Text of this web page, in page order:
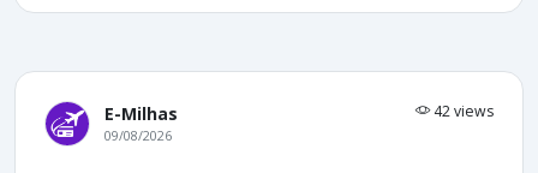
E-Milhas 42 views
09/08/2026